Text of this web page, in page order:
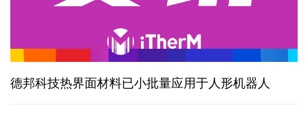
德邦科技热界面材料已小批量应用于人形机器人